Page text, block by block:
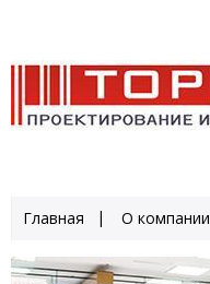
Главная О компании